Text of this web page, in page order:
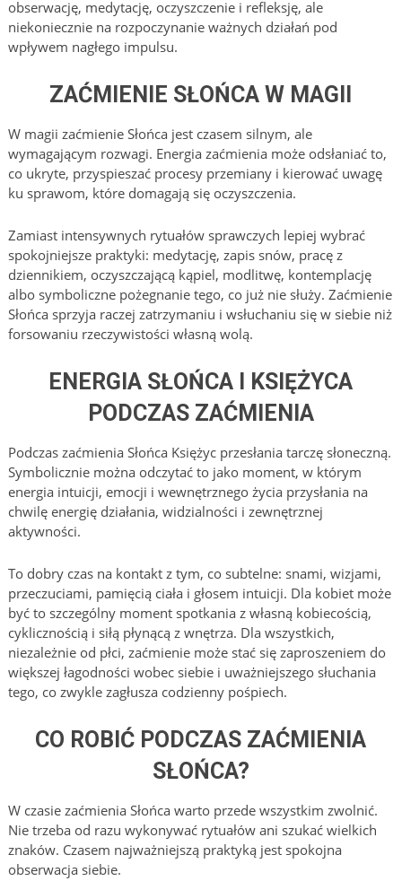
obserwację, medytację, oczyszczenie i refleksję, ale
niekoniecznie na rozpoczynanie ważnych działań pod
wpływem nagłego impulsu.
ZAĆMIENIE SŁOŃCA W MAGII
W magii zaćmienie Słońca jest czasem silnym, ale
wymagającym rozwagi. Energia zaćmienia może odsłaniać to,
co ukryte, przyspieszać procesy przemiany i kierować uwagę
ku sprawom, które domagają się oczyszczenia.
Zamiast intensywnych rytuałów sprawczych lepiej wybrać
spokojniejsze praktyki: medytację, zapis snów, pracę z
dziennikiem, oczyszczającą kąpiel, modlitwę, kontemplację
albo symboliczne pożegnanie tego, co już nie służy. Zaćmienie
Słońca sprzyja raczej zatrzymaniu i wsłuchaniu się w siebie niż
forsowaniu rzeczywistości własną wolą.
ENERGIA SŁOŃCA I KSIĘŻYCA
PODCZAS ZAĆMIENIA
Podczas zaćmienia Słońca Księżyc przesłania tarczę słoneczną.
Symbolicznie można odczytać to jako moment, w którym
energia intuicji, emocji i wewnętrznego życia przysłania na
chwilę energię działania, widzialności i zewnętrznej
aktywności.
To dobry czas na kontakt z tym, co subtelne: snami, wizjami,
przeczuciami, pamięcią ciała i głosem intuicji. Dla kobiet może
być to szczególny moment spotkania z własną kobiecością,
cyklicznością i siłą płynącą z wnętrza. Dla wszystkich,
niezależnie od płci, zaćmienie może stać się zaproszeniem do
większej łagodności wobec siebie i uważniejszego słuchania
tego, co zwykle zagłusza codzienny pośpiech.
CO ROBIĆ PODCZAS ZAĆMIENIA
SŁOŃCA?
W czasie zaćmienia Słońca warto przede wszystkim zwolnić.
Nie trzeba od razu wykonywać rytuałów ani szukać wielkich
znaków. Czasem najważniejszą praktyką jest spokojna
obserwacja siebie.